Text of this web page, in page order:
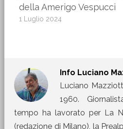
della Amerigo Vespucci
1 Luglio 2024
Info Luciano
Luciano
1960.
tempo ha lavorato per La
(redazione di Milano), la